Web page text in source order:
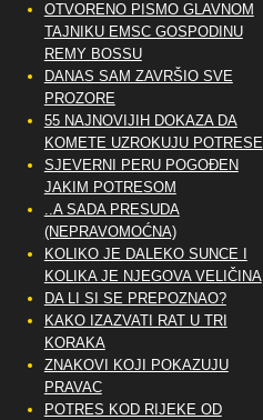
OTVORENO PISMO GLAVNOM
TAJNIKU EMSC GOSPODINU
REMY BOSSU
DANAS SAM ZAVRŠIO SVE
PROZORE
55 NAJNOVIJIH DOKAZA DA
KOMETE UZROKUJU POTRESE
SJEVERNI PERU POGOĐEN
JAKIM POTRESOM
..A SADA PRESUDA
(NEPRAVOMOĆNA)
KOLIKO JE DALEKO SUNCE I
KOLIKA JE NJEGOVA VELIČINA
DA LI SI SE PREPOZNAO?
KAKO IZAZVATI RAT U TRI
KORAKA
ZNAKOVI KOJI POKAZUJU
PRAVAC
POTRES KOD RIJEKE OD